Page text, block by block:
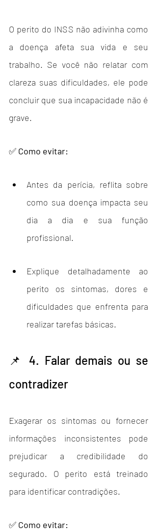
O perito do INSS não adivinha como
a doença afeta sua vida e seu
trabalho. Se você não relatar com
clareza suas dificuldades, ele pode
concluir que sua incapacidade não é
grave.
✅ Como evitar:
Antes da perícia, reflita sobre
como sua doença impacta seu
dia a dia e sua função
profissional.
Explique detalhadamente ao
perito os sintomas, dores e
dificuldades que enfrenta para
realizar tarefas básicas.
📌 4. Falar demais ou se
contradizer
Exagerar os sintomas ou fornecer
informações inconsistentes pode
prejudicar a credibilidade do
segurado. O perito está treinado
para identificar contradições.
✅ Como evitar: